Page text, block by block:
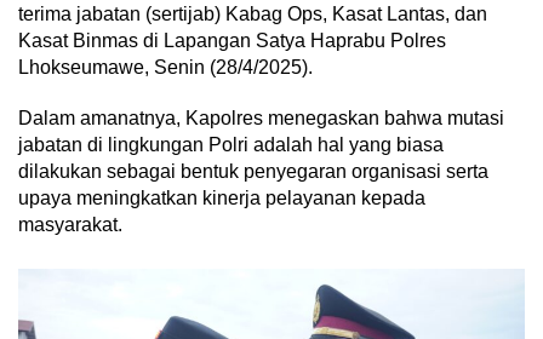
terima jabatan (sertijab) Kabag Ops, Kasat Lantas, dan
Kasat Binmas di Lapangan Satya Haprabu Polres
Lhokseumawe, Senin (28/4/2025).
Dalam amanatnya, Kapolres menegaskan bahwa mutasi
jabatan di lingkungan Polri adalah hal yang biasa
dilakukan sebagai bentuk penyegaran organisasi serta
upaya meningkatkan kinerja pelayanan kepada
masyarakat.